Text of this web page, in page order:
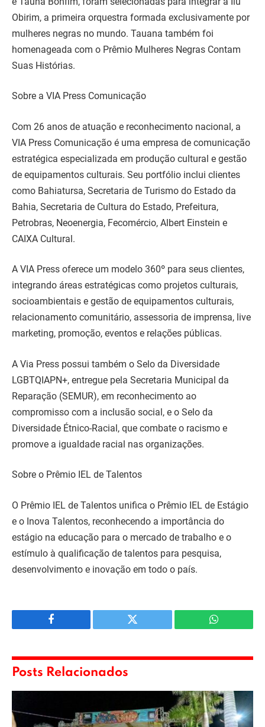
Obirim, a primeira orquestra formada exclusivamente por
mulheres negras no mundo. Tauana também foi
homenageada com o Prêmio Mulheres Negras Contam
Suas Histórias.
Sobre a VIA Press Comunicação
Com 26 anos de atuação e reconhecimento nacional, a
VIA Press Comunicação é uma empresa de comunicação
estratégica especializada em produção cultural e gestão
de equipamentos culturais. Seu portfólio inclui clientes
como Bahiatursa, Secretaria de Turismo do Estado da
Bahia, Secretaria de Cultura do Estado, Prefeitura,
Petrobras, Neoenergia, Fecomércio, Albert Einstein e
CAIXA Cultural.
A VIA Press oferece um modelo 360º para seus clientes,
integrando áreas estratégicas como projetos culturais,
socioambientais e gestão de equipamentos culturais,
relacionamento comunitário, assessoria de imprensa, live
marketing, promoção, eventos e relações públicas.
A Via Press possui também o Selo da Diversidade
LGBTQIAPN+, entregue pela Secretaria Municipal da
Reparação (SEMUR), em reconhecimento ao
compromisso com a inclusão social, e o Selo da
Diversidade Étnico-Racial, que combate o racismo e
promove a igualdade racial nas organizações.
Sobre o Prêmio IEL de Talentos
O Prêmio IEL de Talentos unifica o Prêmio IEL de Estágio
e o Inova Talentos, reconhecendo a importância do
estágio na educação para o mercado de trabalho e o
estímulo à qualificação de talentos para pesquisa,
desenvolvimento e inovação em todo o país.
Facebook Twitter WhatsApp
Posts Relacionados